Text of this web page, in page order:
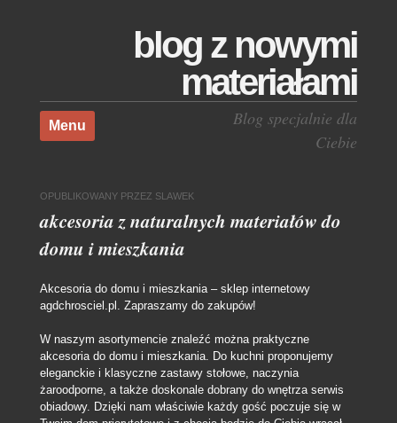
blog z nowymi
materiałami
Blog specjalnie dla
Ciebie
Menu
Skocz do treści
OPUBLIKOWANY PRZEZ SLAWEK
akcesoria z naturalnych materiałów do
domu i mieszkania
Akcesoria do domu i mieszkania – sklep internetowy
agdchrosciel.pl. Zapraszamy do zakupów!
W naszym asortymencie znaleźć można praktyczne
akcesoria do domu i mieszkania. Do kuchni proponujemy
eleganckie i klasyczne zastawy stołowe, naczynia
żaroodporne, a także doskonale dobrany do wnętrza serwis
obiadowy. Dzięki nam właściwie każdy gość poczuje się w